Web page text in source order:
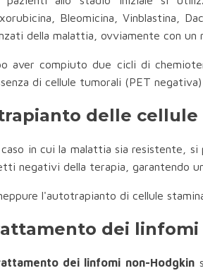
Bleomicina, Vinblastina,
della malattia, ovviamente con un
aver compiuto due cicli di
di cellule tumorali (PET
delle cellule
in cui la malattia sia resistente,
negativi della terapia, garantendo
l'autotrapianto di cellule
dei linfomi
dei linfomi non-Hodgkin